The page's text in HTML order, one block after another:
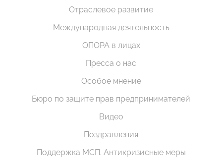
Отраслевое развитие
Международная деятельность
ОПОРА в лицах
Пресса о нас
Особое мнение
Бюро по защите прав предпринимателей
Видео
Поздравления
Поддержка МСП. Антикризисные меры